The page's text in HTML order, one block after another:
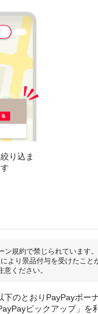
り込ま
規約で禁じられています
より景品付与を受けたこと
ください。
のとおりPayPayボー
ピックアップ」を